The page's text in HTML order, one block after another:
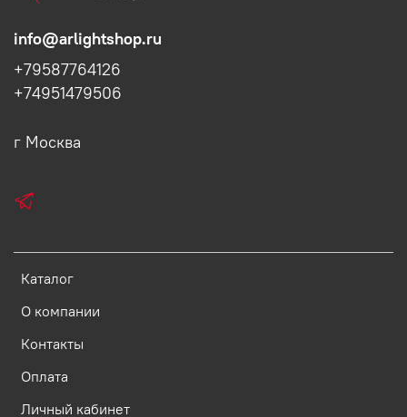
Каталог
О компании
Контакты
Оплата
Личный кабинет
info@arlightshop.ru
+79587764126
+74951479506
г Москва